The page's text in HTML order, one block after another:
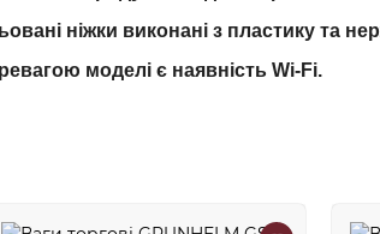
ніжки виконані з пластику та
моделі є наявність Wi-Fi.